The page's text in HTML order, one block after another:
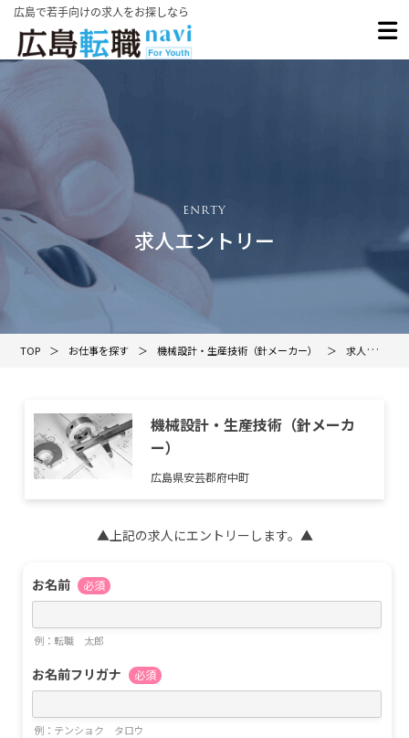
広島で若手向けの求人をお探しなら
求人エントリー
TOP お仕事を探す 機械設計・生産技術（針メーカー） 求人エントリー
機械設計・生産技術（針メーカ
ー）
広島県安芸郡府中町
▲上記の求人にエントリーします。▲
お名前 必須
例：転職 太郎
お名前フリガナ 必須
例：テンショク タロウ